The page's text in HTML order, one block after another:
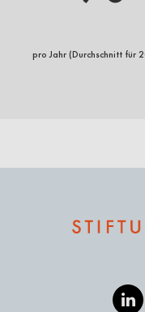
pro Jahr (Durchschnitt für